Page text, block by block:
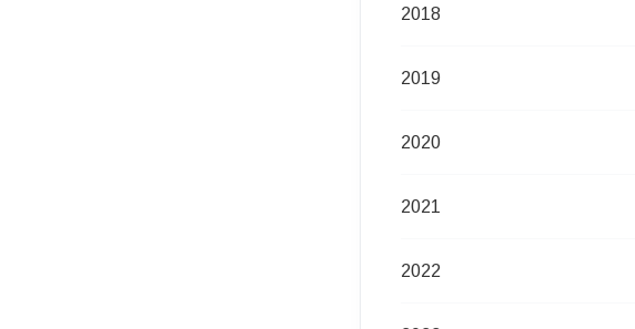
2018
2019
2020
2021
2022